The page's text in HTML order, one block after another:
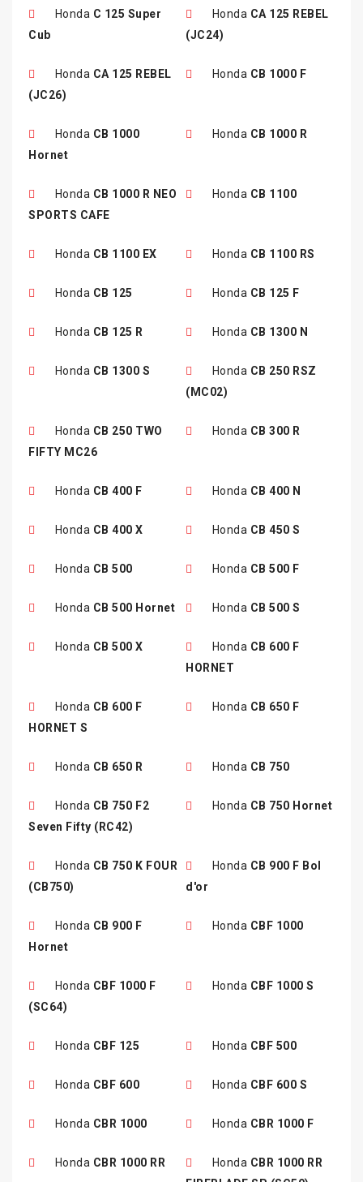
Honda C 125 Super
Cub
Honda CA 125 REBEL
(JC24)
Honda CA 125 REBEL
(JC26)
Honda CB 1000 F
Honda CB 1000
Hornet
Honda CB 1000 R
Honda CB 1000 R NEO
SPORTS CAFE
Honda CB 1100
Honda CB 1100 EX Honda CB 1100 RS
Honda CB 125 Honda CB 125 F
Honda CB 125 R Honda CB 1300 N
Honda CB 1300 S Honda CB 250 RSZ
(MC02)
Honda CB 250 TWO
FIFTY MC26
Honda CB 300 R
Honda CB 400 F Honda CB 400 N
Honda CB 400 X Honda CB 450 S
Honda CB 500 Honda CB 500 F
Honda CB 500 Hornet Honda CB 500 S
Honda CB 500 X Honda CB 600 F
HORNET
Honda CB 600 F
HORNET S
Honda CB 650 F
Honda CB 650 R Honda CB 750
Honda CB 750 F2
Seven Fifty (RC42)
Honda CB 750 Hornet
Honda CB 750 K FOUR
(CB750)
Honda CB 900 F Bol
d'or
Honda CB 900 F
Hornet
Honda CBF 1000
Honda CBF 1000 F
(SC64)
Honda CBF 1000 S
Honda CBF 125 Honda CBF 500
Honda CBF 600 Honda CBF 600 S
Honda CBR 1000 Honda CBR 1000 F
Honda CBR 1000 RR Honda CBR 1000 RR